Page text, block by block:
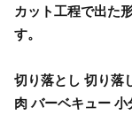
カット工程で出た
す。
切り落とし 切り落
肉 バーベキュー